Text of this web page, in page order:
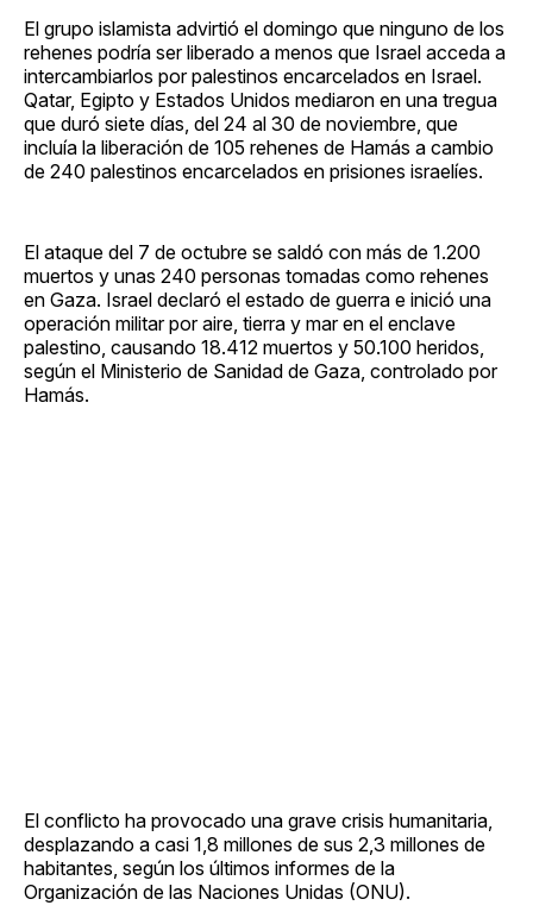
El grupo islamista advirtió el domingo que ninguno de los
rehenes podría ser liberado a menos que Israel acceda a
intercambiarlos por palestinos encarcelados en Israel.
Qatar, Egipto y Estados Unidos mediaron en una tregua
que duró siete días, del 24 al 30 de noviembre, que
incluía la liberación de 105 rehenes de Hamás a cambio
de 240 palestinos encarcelados en prisiones israelíes.
El ataque del 7 de octubre se saldó con más de 1.200
muertos y unas 240 personas tomadas como rehenes
en Gaza. Israel declaró el estado de guerra e inició una
operación militar por aire, tierra y mar en el enclave
palestino, causando 18.412 muertos y 50.100 heridos,
según el Ministerio de Sanidad de Gaza, controlado por
Hamás.
El conflicto ha provocado una grave crisis humanitaria,
desplazando a casi 1,8 millones de sus 2,3 millones de
habitantes, según los últimos informes de la
Organización de las Naciones Unidas (ONU).